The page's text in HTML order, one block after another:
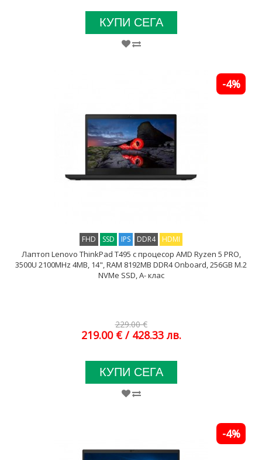
КУПИ СЕГА
FHD SSD IPS DDR4 HDMI
Лаптоп Lenovo ThinkPad T495 с процесор AMD Ryzen 5 PRO,
3500U 2100MHz 4MB, 14", RAM 8192MB DDR4 Onboard, 256GB M.2
NVMe SSD, A- клас
229.00 €
219.00 € / 428.33 лв.
-4%
КУПИ СЕГА
-4%